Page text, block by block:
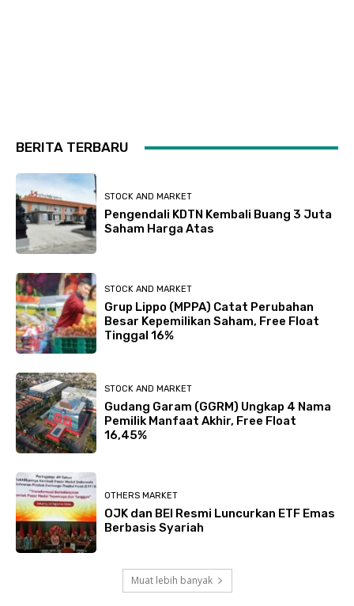
BERITA TERBARU
STOCK AND MARKET
Pengendali KDTN Kembali Buang 3 Juta
Saham Harga Atas
STOCK AND MARKET
Grup Lippo (MPPA) Catat Perubahan
Besar Kepemilikan Saham, Free Float
Tinggal 16%
STOCK AND MARKET
Gudang Garam (GGRM) Ungkap 4 Nama
Pemilik Manfaat Akhir, Free Float
16,45%
OTHERS MARKET
OJK dan BEI Resmi Luncurkan ETF Emas
Berbasis Syariah
Muat lebih banyak